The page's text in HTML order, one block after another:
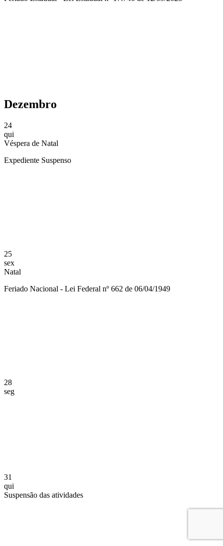
Dezembro
24
qui
Véspera de Natal
Expediente Suspenso
25
sex
Natal
Feriado Nacional - Lei Federal nº 662 de 06/04/1949
28
seg
31
qui
Suspensão das atividades